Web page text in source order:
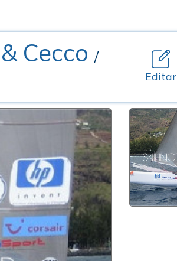
Cecco /
Editar